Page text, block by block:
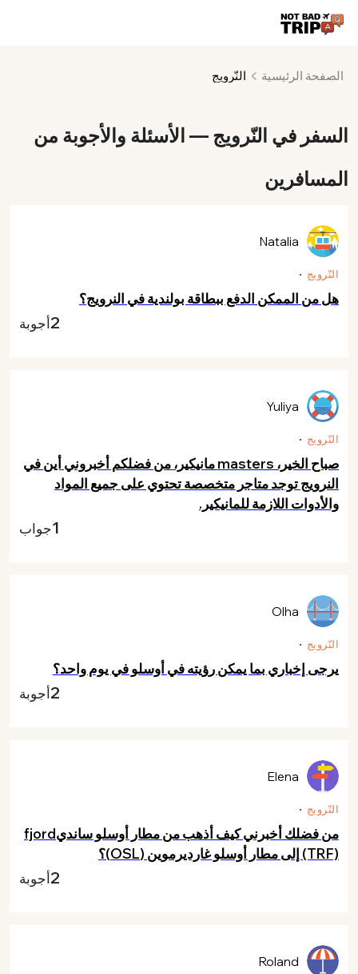
الصفحة الرئيسية النّرويج
السفر في النّرويج — الأسئلة والأجوبة من
المسافرين
النّرويج
هل من الممكن الدفع ببطاقة بولندية في النرويج؟
Natalia
2أجوبة
النّرويج
صباح الخير، masters مانيكير، من فضلكم أخبروني أين في
النرويج توجد متاجر متخصصة تحتوي على جميع المواد
والأدوات اللازمة للمانيكير.
Yuliya
1جواب
النّرويج
يرجى إخباري بما يمكن رؤيته في أوسلو في يوم واحد؟
Olha
2أجوبة
النّرويج
من فضلك أخبرني كيف أذهب من مطار أوسلو سانديfjord
(TRF) إلى مطار أوسلو غارديرموين (OSL)؟
Elena
2أجوبة
Roland